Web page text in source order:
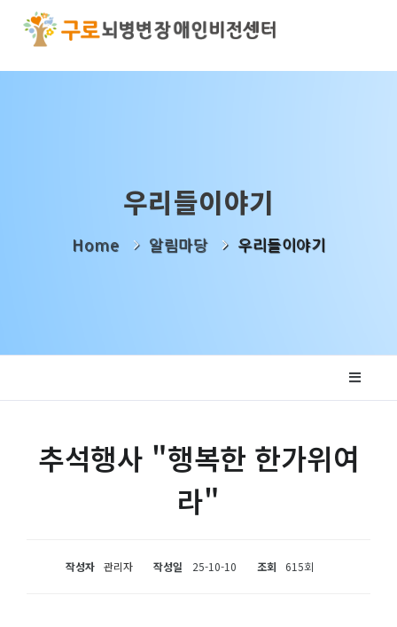
기관소개
우리들이야기
Home 알림마당 우리들이야기
추석행사 "행복한 한가위여
라"
작성자 관리자 작성일 25-10-10 조회 615회